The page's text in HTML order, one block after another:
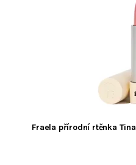
Fraela přírodní rtěnka Tina